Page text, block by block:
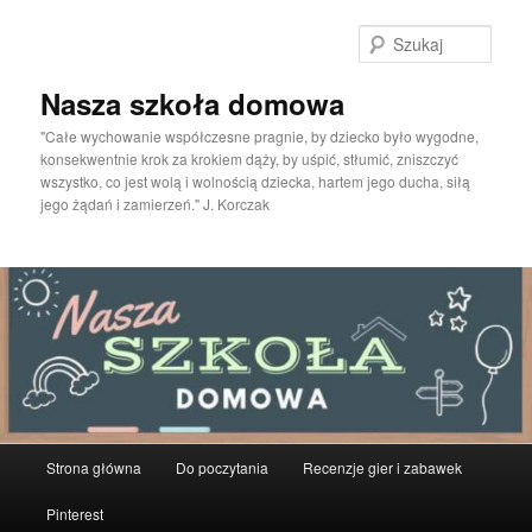
Nasza szkoła domowa
"Całe wychowanie współczesne pragnie, by dziecko było wygodne,
konsekwentnie krok za krokiem dąży, by uśpić, stłumić, zniszczyć
wszystko, co jest wolą i wolnością dziecka, hartem jego ducha, siłą
jego żądań i zamierzeń." J. Korczak
Strona główna Do poczytania Recenzje gier i zabawek
Pinterest